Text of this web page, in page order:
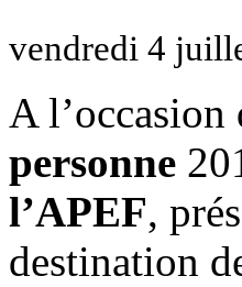
vendredi 4
A
personne
l’APEF,
destination